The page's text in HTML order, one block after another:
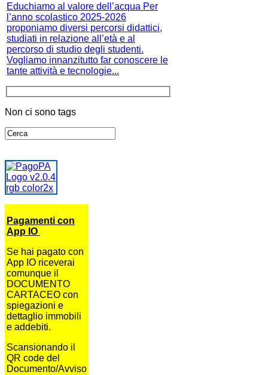
Educhiamo al valore dell’acqua Per
l’anno scolastico 2025-2026
proponiamo diversi percorsi didattici,
studiati in relazione all’età e al
percorso di studio degli studenti.
Vogliamo innanzitutto far conoscere le
tante attività e tecnologie...
Non ci sono tags
Pagamenti con
App IO
Se hai pagato con
App IO riceverai
comunque il
DOCUMENTO
CARTACEO con
spiegazioni e
dettaglio immobili
e addebiti.
Scansionando il
QR code del
Documento/Avviso